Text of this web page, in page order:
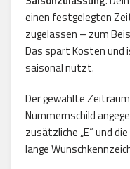
einen festgelegten
zugelassen – zum
Das spart Kosten und
saisonal nutzt.
Der gewählte
Nummernschild
zusätzliche „E“ und
lange